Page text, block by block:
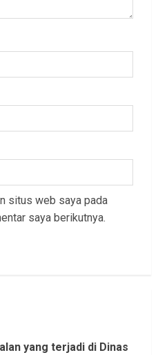
situs web saya pada
saya berikutnya.
yang terjadi di Dinas